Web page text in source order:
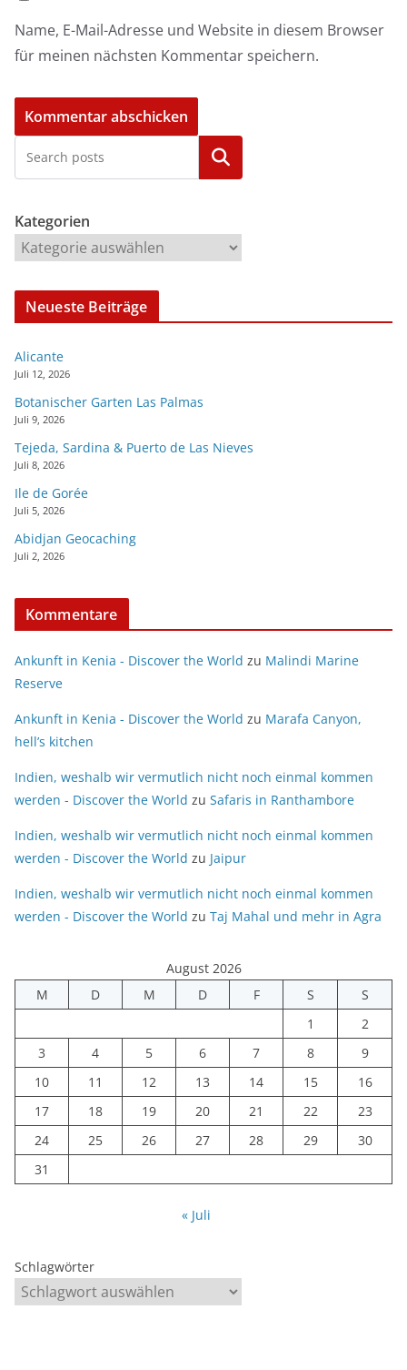
Name, E-Mail-Adresse und Website in diesem Browser
für meinen nächsten Kommentar speichern.
Kategorien
Kategorien
Neueste Beiträge
Alicante
Juli 12, 2026
Botanischer Garten Las Palmas
Juli 9, 2026
Tejeda, Sardina & Puerto de Las Nieves
Juli 8, 2026
Ile de Gorée
Juli 5, 2026
Abidjan Geocaching
Juli 2, 2026
Kommentare
Ankunft in Kenia - Discover the World zu Malindi Marine
Reserve
Ankunft in Kenia - Discover the World zu Marafa Canyon,
hell’s kitchen
Indien, weshalb wir vermutlich nicht noch einmal kommen
werden - Discover the World zu Safaris in Ranthambore
Indien, weshalb wir vermutlich nicht noch einmal kommen
werden - Discover the World zu Jaipur
Indien, weshalb wir vermutlich nicht noch einmal kommen
werden - Discover the World zu Taj Mahal und mehr in Agra
August 2026
M
D M D F S
S
1
2
3
4 5 6 7 8
9
10
11 12 13 14 15
16
17
18 19 20 21 22
23
24
25 26 27 28 29
30
31
« Juli
Schlagwörter